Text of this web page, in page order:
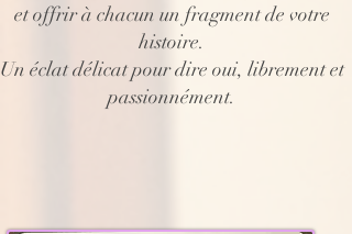
et offrir à chacun un fragment de votre
histoire.
Un éclat délicat pour dire oui, librement et
passionnément.